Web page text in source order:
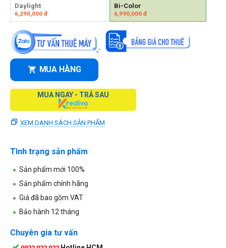
Daylight
6,290,000 đ
Bi-Color
6,990,000đ
MUA HÀNG
MUA NGAY - TRẢ SAU
XEM DANH SÁCH SẢN PHẨM
Tình trạng sản phẩm
Sản phẩm mới 100%
Sản phẩm chính hãng
Giá đã bao gồm VAT
Bảo hành 12 tháng
Chuyên gia tư vấn